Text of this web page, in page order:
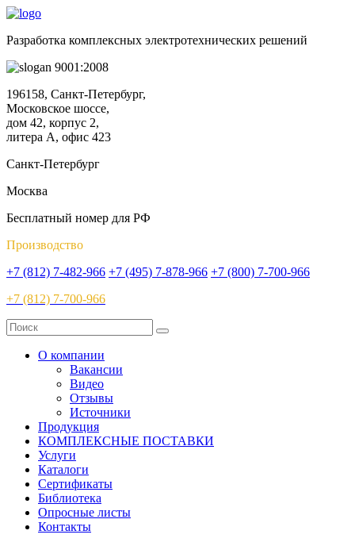
Разработка комплексных электротехнических решений
9001:2008
196158, Санкт-Петербург,
Московское шоссе,
дом 42, корпус 2,
литера А, офис 423
Санкт-Петербург
Москва
Бесплатный номер для РФ
Производство
+7 (812) 7-482-966 +7 (495) 7-878-966 +7 (800) 7-700-966
+7 (812) 7-700-966
О компании
Вакансии
Видео
Отзывы
Источники
Продукция
КОМПЛЕКСНЫЕ ПОСТАВКИ
Услуги
Каталоги
Сертификаты
Библиотека
Опросные листы
Контакты